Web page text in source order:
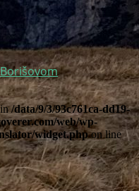
/data/9/3/93c761ca-dd19-
web/wp-
widget.phpon line